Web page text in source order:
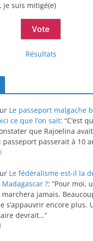
je suis mitigé(e)
Résultats
Le passeport malgache
ce que l’on sait: “C’est
que Rajoelina
passerait à 10
Le fédéralisme est-il la
?: “Pour moi,
jamais.
s’appauvrir encore plus.
devrait…”